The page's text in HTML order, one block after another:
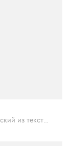
Пуховик женский из текстиля с капюшоном, отделка искусственный мех